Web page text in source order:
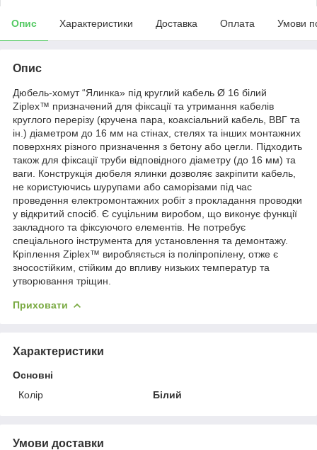
Опис Характеристики Доставка Оплата Умови
Опис
Дюбель-хомут “Ялинка» під круглий кабель Ø 16 білий
Ziplex™ призначений для фіксації та утримання кабелів
круглого перерізу (кручена пара, коаксіальний кабель, ВВГ та
ін.) діаметром до 16 мм на стінах, стелях та інших монтажних
поверхнях різного призначення з бетону або цегли. Підходить
також для фіксації труби відповідного діаметру (до 16 мм) та
ваги. Конструкція дюбеля ялинки дозволяє закріпити кабель,
не користуючись шурупами або саморізами під час
проведення електромонтажних робіт з прокладання проводки
у відкритий спосіб. Є суцільним виробом, що виконує функції
закладного та фіксуючого елементів. Не потребує
спеціального інструмента для установлення та демонтажу.
Кріплення Ziplex™ виробляється із поліпропілену, отже є
зносостійким, стійким до впливу низьких температур та
утворювання тріщин.
Приховати
Характеристики
Основні
Колір
Білий
Умови доставки